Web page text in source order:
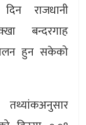
राजधानी
बन्दरगाह
हुन सकेको